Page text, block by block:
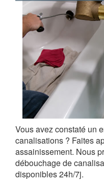
Vous avez constaté un
canalisations ? Faites
assainissement. Nous
débouchage de
disponibles 24h/7j.